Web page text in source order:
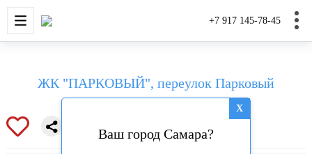
+7 917 145-78-45
НОВОСТРОЙКИ ДОМА И
X
Ваш город Самара?
ЖК "ПАРКОВЫЙ", переулок Парковый